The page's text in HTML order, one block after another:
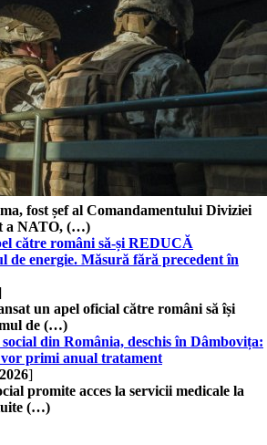
fost șef al Comandamentului Diviziei
a NATO, (…)
către români să-și REDUCĂ
energie. Măsură fără precedent în
un apel oficial către români să își
de (…)
din România, deschis în Dâmbovița:
vor primi anual tratament
]
promite acces la servicii medicale la
(…)